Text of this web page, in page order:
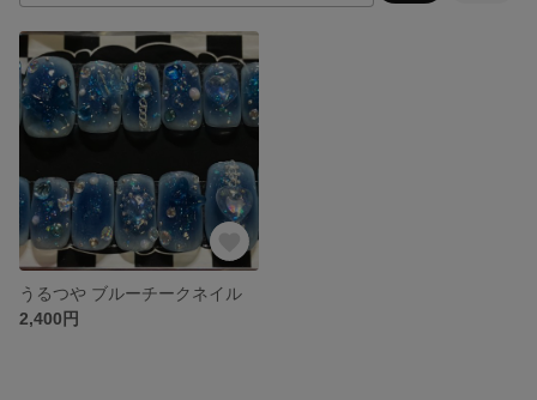
うるつや ブルーチークネイル
2,400円